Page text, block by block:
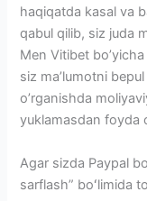
haqiqatda kasal va
qabul qilib, siz juda
Men Vitibet
siz ma’lumotni
o’rganishda
yuklamasdan foyda
Agar sizda Paypal
sarflash” boʻlimida